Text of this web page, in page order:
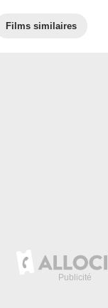
Films similaires